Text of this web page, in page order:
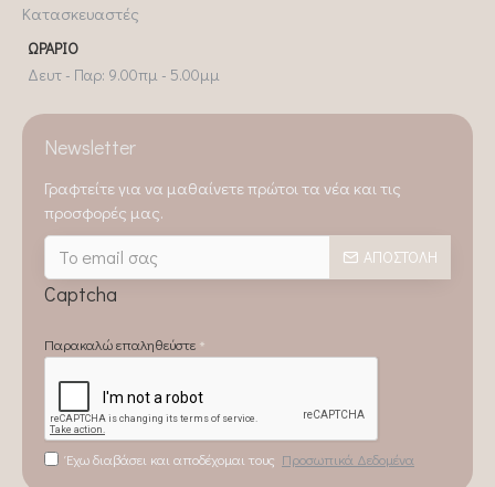
Κατασκευαστές
ΩΡΆΡΙΟ
Δευτ - Παρ: 9.00πμ - 5.00μμ
Newsletter
Γραφτείτε για να μαθαίνετε πρώτοι τα νέα και τις
προσφορές μας.
ΑΠΟΣΤΟΛΉ
Captcha
Παρακαλώ επαληθεύστε
Έχω διαβάσει και αποδέχομαι τους Προσωπικά Δεδομένα